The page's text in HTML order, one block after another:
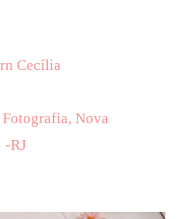
Cecília
Nova
RJ